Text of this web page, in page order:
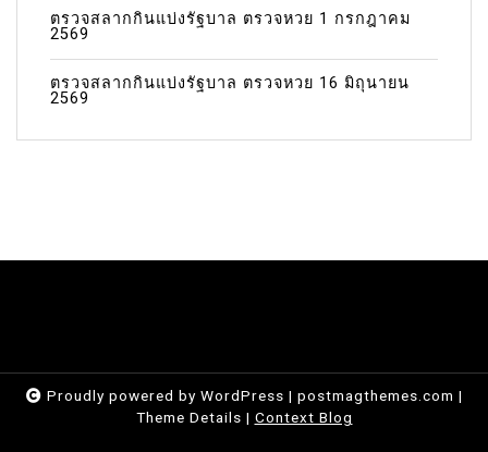
ตรวจสลากกินแบ่งรัฐบาล ตรวจหวย 1 กรกฎาคม
2569
ตรวจสลากกินแบ่งรัฐบาล ตรวจหวย 16 มิถุนายน
2569
Proudly powered by WordPress | postmagthemes.com |
Theme Details | Context Blog